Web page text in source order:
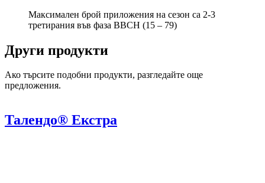
Максимален брой приложения на сезон са 2-3
третирания във фаза BBCH (15 – 79)
Други продукти
Ако търсите подобни продукти, разгледайте още
предложения.
Талендо® Екстра